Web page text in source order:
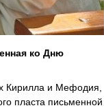
ко Дню
Кирилла и Мефодия,
пласта письменной